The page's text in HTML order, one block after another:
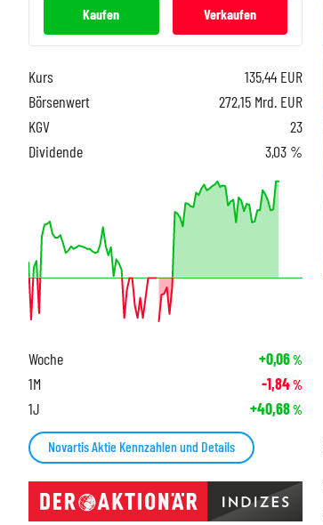
Kaufen Verkaufen
Kurs 135,44 EUR
Börsenwert
272,15 Mrd. EUR
KGV
23
Dividende
3,03 %
Woche +0,06%
1M -1,84%
1J +40,68%
Novartis Aktie Kennzahlen und Details